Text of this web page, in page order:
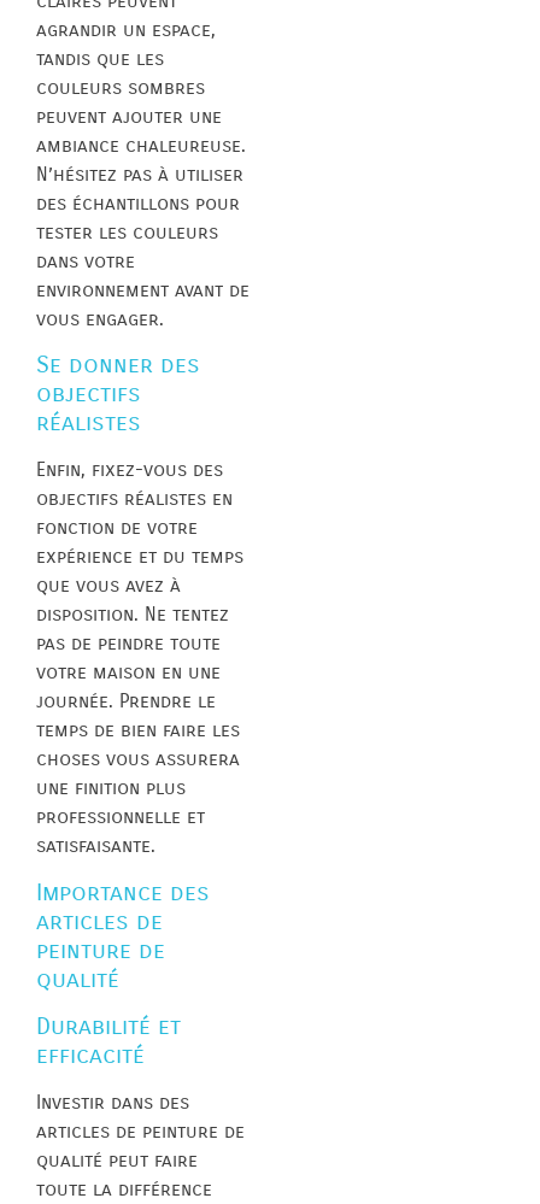
agrandir un espace,
tandis que les
couleurs sombres
peuvent ajouter une
ambiance chaleureuse.
N’hésitez pas à utiliser
des échantillons pour
tester les couleurs
dans votre
environnement avant de
vous engager.
Se donner des
objectifs
réalistes
Enfin, fixez-vous des
objectifs réalistes en
fonction de votre
expérience et du temps
que vous avez à
disposition. Ne tentez
pas de peindre toute
votre maison en une
journée. Prendre le
temps de bien faire les
choses vous assurera
une finition plus
professionnelle et
satisfaisante.
Importance des
articles de
peinture de
qualité
Durabilité et
efficacité
Investir dans des
articles de peinture de
qualité peut faire
toute la différence